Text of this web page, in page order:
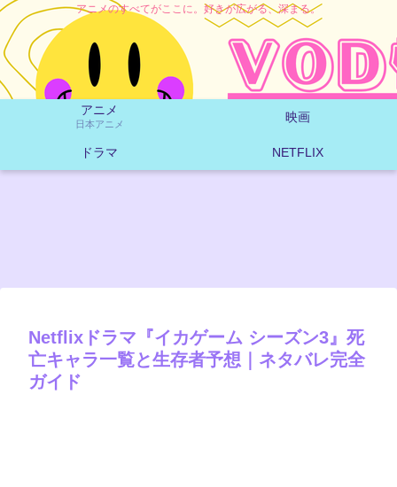
アニメのすべてがここに。好きが広がる、深まる。
アニメ
日本アニメ 映画
ドラマ NETFLIX
Netflixドラマ『イカゲーム シーズン3』死
亡キャラ一覧と生存者予想｜ネタバレ完全
ガイド